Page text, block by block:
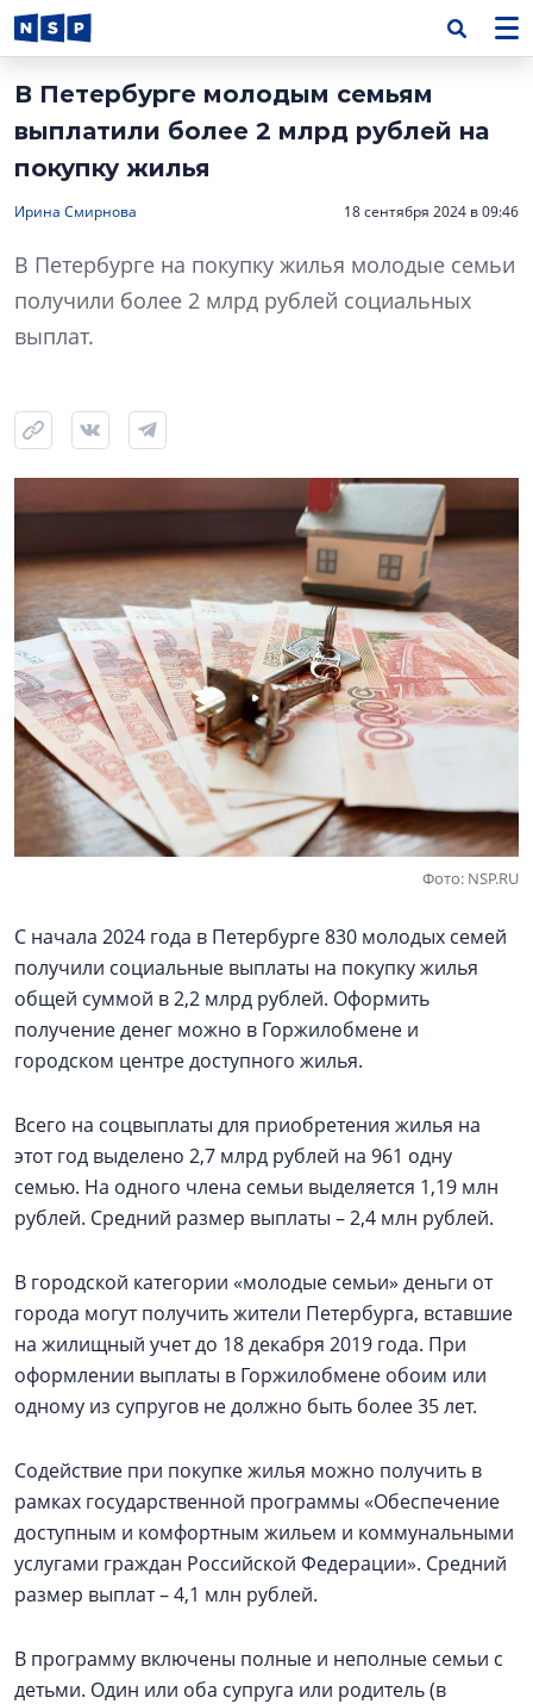
В Петербурге молодым семьям
выплатили более 2 млрд рублей на
покупку жилья
Ирина Смирнова 18 сентября 2024 в 09:46
В Петербурге на покупку жилья молодые семьи
получили более 2 млрд рублей социальных
выплат.
Фото: NSP.RU
С начала 2024 года в Петербурге 830 молодых семей
получили социальные выплаты на покупку жилья
общей суммой в 2,2 млрд рублей. Оформить
получение денег можно в Горжилобмене и
городском центре доступного жилья.
Всего на соцвыплаты для приобретения жилья на
этот год выделено 2,7 млрд рублей на 961 одну
семью. На одного члена семьи выделяется 1,19 млн
рублей. Средний размер выплаты – 2,4 млн рублей.
В городской категории «молодые семьи» деньги от
города могут получить жители Петербурга, вставшие
на жилищный учет до 18 декабря 2019 года. При
оформлении выплаты в Горжилобмене обоим или
одному из супругов не должно быть более 35 лет.
Содействие при покупке жилья можно получить в
рамках государственной программы «Обеспечение
доступным и комфортным жильем и коммунальными
услугами граждан Российской Федерации». Средний
размер выплат – 4,1 млн рублей.
В программу включены полные и неполные семьи с
детьми. Один или оба супруга или родитель (в